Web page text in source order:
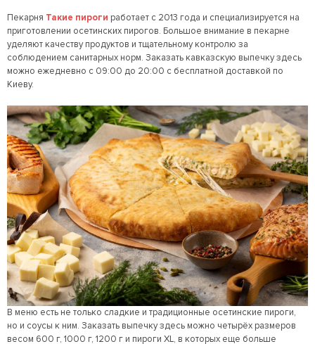
Пекарня Такие пироги работает с 2013 года и специализируется на
приготовлении осетинских пирогов. Большое внимание в пекарне
уделяют качеству продуктов и тщательному контролю за
соблюдением санитарных норм. Заказать кавказскую выпечку здесь
можно ежедневно с 09:00 до 20:00 с бесплатной доставкой по
Киеву.
В меню есть не только сладкие и традиционные осетинские пироги,
но и соусы к ним. Заказать выпечку здесь можно четырёх размеров
весом 600 г, 1000 г, 1200 г и пироги XL, в которых еще больше